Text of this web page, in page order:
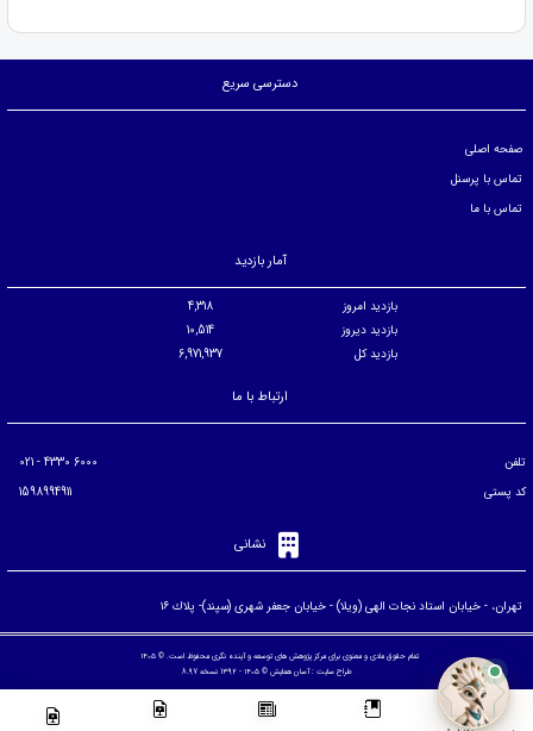
دسترسی سریع
صفحه اصلی
تماس با پرسنل
تماس با ما
آمار بازدید
بازدید امروز
4,318
بازدید دیروز
10,514
بازدید کل
6,971,937
ارتباط با ما
تلفن
کد پستی
نشانی
تهران، - خيابان استاد نجات الهی (ويلا) - خيابان جعفر شهری (سپند)- پلاك ۱۶
تمام حقوق مادی و معنوی برای مرکز پژوهش های توسعه و آینده نگری محفوظ است. © ۱۴۰۵
طراح سایت :آسان همایش © ۱۴۰۵ - 1392 نسخه 8.97